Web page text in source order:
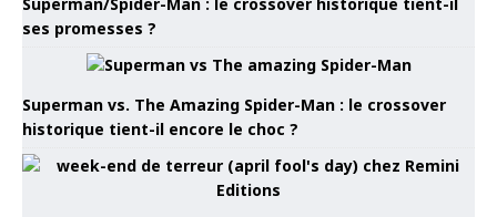
ses promesses ?
Superman vs. The Amazing Spider-Man : le crossover
historique tient-il encore le choc ?